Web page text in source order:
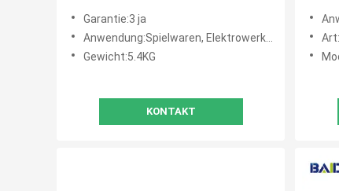
Garantie:3 ja
Anwendung:Spielwaren, Elektrowerkzeuge, Haushaltsgeräte, Unterhaltungselektronik, BOOTE, Golfmobile, UNTERSEEB
Gewicht:5.4KG
KONTAKT